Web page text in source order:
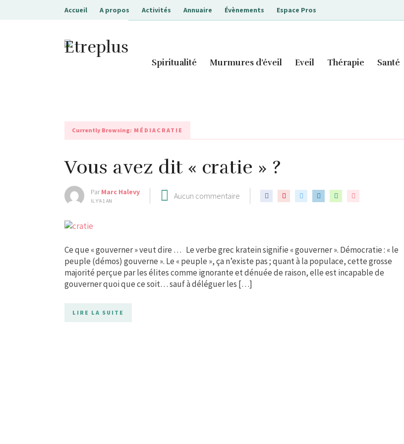
Accueil A propos Activités Annuaire Évènements Espace Pros
Etreplus
Spiritualité Murmures d’éveil Eveil Thérapie Santé
Currently Browsing: MÉDIACRATIE
Vous avez dit « cratie » ?
ParMarc Halevy
IL Y'A 1 AN
Aucun commentaire
Ce que « gouverner » veut dire … Le verbe grec kratein signifie « gouverner ». Démocratie : « le
peuple (démos) gouverne ». Le « peuple », ça n’existe pas ; quant à la populace, cette grosse
majorité perçue par les élites comme ignorante et dénuée de raison, elle est incapable de
gouverner quoi que ce soit… sauf à déléguer les […]
LIRE LA SUITE